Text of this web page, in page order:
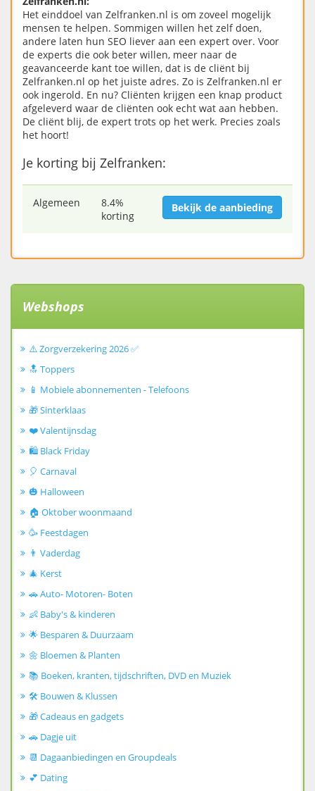
Het einddoel van Zelfranken.nl is om zoveel mogelijk
mensen te helpen. Sommigen willen het zelf doen,
andere laten hun SEO liever aan een expert over. Voor
de experts die ook beter willen, meer naar de
geavanceerde kant toe willen, dat is de cliënt bij
Zelfranken.nl op het juiste adres. Zo is Zelfranken.nl er
ook ingerold. En nu? Cliënten krijgen een knap product
afgeleverd waar de cliënten ook echt wat aan hebben.
De cliënt blij, de expert trots op het werk. Precies zoals
het hoort!
Je korting bij Zelfranken:
Algemeen
8.4%
korting
Bekijk de aanbieding
Webshops
⚠️ Zorgverzekering 2026 ✅
🔝 Toppers
📱 Mobiele abonnementen - Telefoons
🎁 Sinterklaas
❤️ Valentijnsdag
🛍️ Black Friday
🎈 Carnaval
🎃 Halloween
🏠 Oktober woonmaand
🥳 Feestdagen
👨 Vaderdag
🎄 Kerst
🚗 Auto- Motoren- Boten
👶 Baby's & kinderen
🌟 Besparen & Duurzaam
🌼 Bloemen & Planten
📚 Boeken, kranten, tijdschriften, DVD en Muziek
🛠️ Bouwen & Klussen
🎁 Cadeaus en gadgets
🚗 Dagje uit
📆 Dagaanbiedingen en Groupdeals
💕 Dating